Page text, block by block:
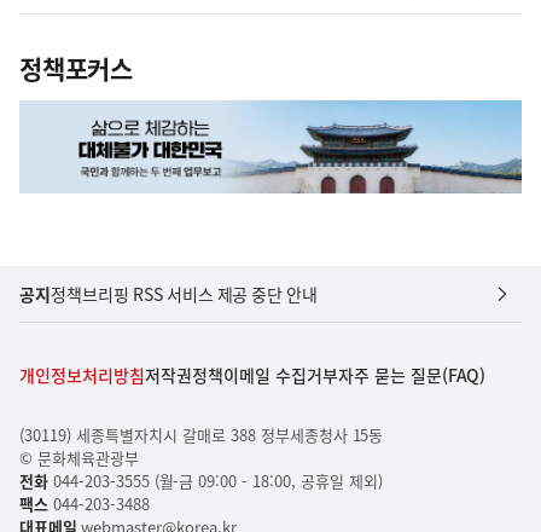
정책포커스
공지정책브리핑 RSS 서비스 제공 중단 안내
개인정보처리방침저작권정책이메일 수집거부자주 묻는 질문(FAQ)
(30119) 세종특별자치시 갈매로 388 정부세종청사 15동
© 문화체육관광부
전화044-203-3555 (월-금 09:00 - 18:00, 공휴일 제외)
팩스044-203-3488
대표메일 webmaster@korea.kr